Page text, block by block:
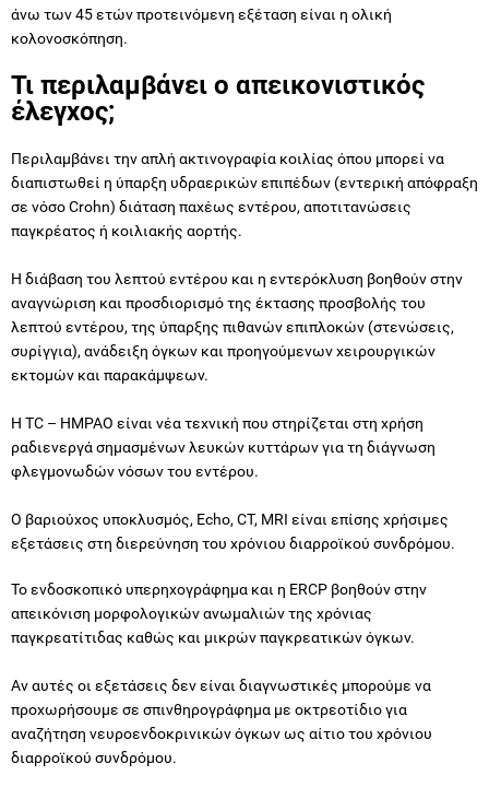
άνω των 45 ετών προτεινόμενη εξέταση είναι η ολική
κολονοσκόπηση.
Τι περιλαμβάνει ο απεικονιστικός
έλεγχος;
Περιλαμβάνει την απλή ακτινογραφία κοιλίας όπου μπορεί να
διαπιστωθεί η ύπαρξη υδραερικών επιπέδων (εντερική απόφραξη
σε νόσο Crohn) διάταση παχέως εντέρου, αποτιτανώσεις
παγκρέατος ή κοιλιακής αορτής.
Η διάβαση του λεπτού εντέρου και η εντερόκλυση βοηθούν στην
αναγνώριση και προσδιορισμό της έκτασης προσβολής του
λεπτού εντέρου, της ύπαρξης πιθανών επιπλοκών (στενώσεις,
συρίγγια), ανάδειξη όγκων και προηγούμενων χειρουργικών
εκτομών και παρακάμψεων.
Η TC – HMPAO είναι νέα τεχνική που στηρίζεται στη χρήση
ραδιενεργά σημασμένων λευκών κυττάρων για τη διάγνωση
φλεγμονωδών νόσων του εντέρου.
Ο βαριούχος υποκλυσμός, Echo, CT, MRI είναι επίσης χρήσιμες
εξετάσεις στη διερεύνηση του χρόνιου διαρροϊκού συνδρόμου.
Το ενδοσκοπικό υπερηχογράφημα και η ERCP βοηθούν στην
απεικόνιση μορφολογικών ανωμαλιών της χρόνιας
παγκρεατίτιδας καθώς και μικρών παγκρεατικών όγκων.
Αν αυτές οι εξετάσεις δεν είναι διαγνωστικές μπορούμε να
προχωρήσουμε σε σπινθηρογράφημα με οκτρεοτίδιο για
αναζήτηση νευροενδοκρινικών όγκων ως αίτιο του χρόνιου
διαρροϊκού συνδρόμου.